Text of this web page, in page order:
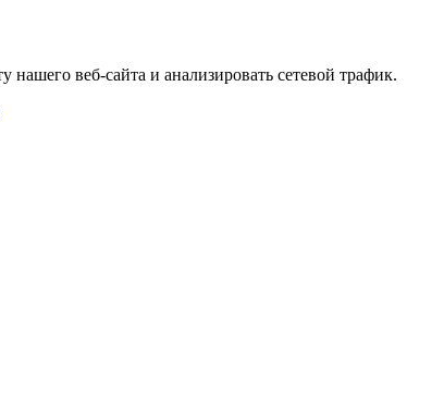
веб-сайта и анализировать сетевой трафик.